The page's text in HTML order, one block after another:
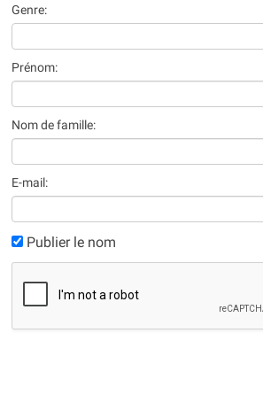
Genre:
Prénom:
Nom de famille:
E-mail:
Publier le nom